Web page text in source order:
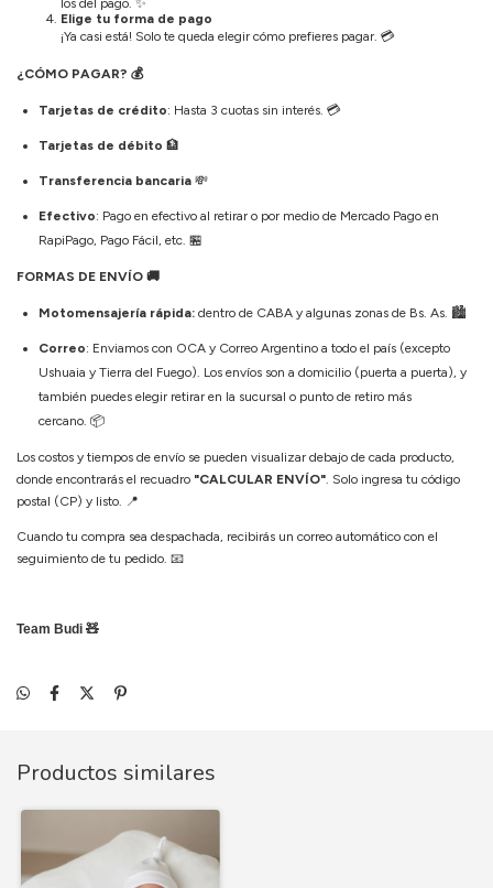
Elige tu forma de pago
¡Ya casi está! Solo te queda elegir cómo prefieres pagar. 💳
¿CÓMO PAGAR? 💰
Tarjetas de crédito: Hasta 3 cuotas sin interés. 💳
Tarjetas de débito 🏦
Transferencia bancaria 💸
Efectivo: Pago en efectivo al retirar o por medio de Mercado Pago en
RapiPago, Pago Fácil, etc. 🏪
FORMAS DE ENVÍO 🚚
Motomensajería rápida: dentro de CABA y algunas zonas de Bs. As. 🏙️
Correo: Enviamos con OCA y Correo Argentino a todo el país (excepto
Ushuaia y Tierra del Fuego). Los envíos son a domicilio (puerta a puerta), y
también puedes elegir retirar en la sucursal o punto de retiro más
cercano. 📦
Los costos y tiempos de envío se pueden visualizar debajo de cada producto,
donde encontrarás el recuadro "CALCULAR ENVÍO" . Solo ingresa tu código
postal (CP) y listo.
📍
Cuando tu compra sea despachada, recibirás un correo automático con el
seguimiento de tu pedido. 📧
Team Budi 🧸
Productos similares